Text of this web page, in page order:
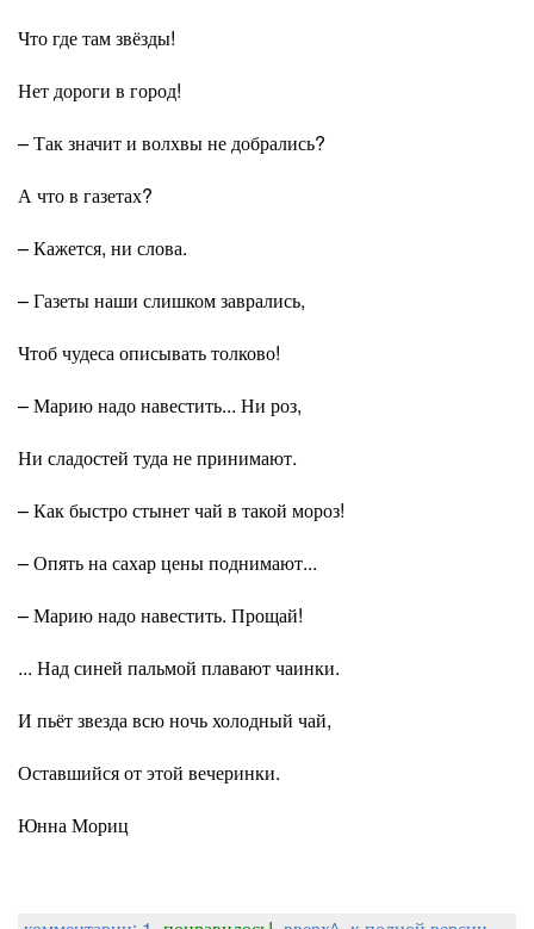
Что где там звёзды!
Нет дороги в город!
– Так значит и волхвы не добрались?
А что в газетах?
– Кажется, ни слова.
– Газеты наши слишком заврались,
Чтоб чудеса описывать толково!
– Марию надо навестить... Ни роз,
Ни сладостей туда не принимают.
– Как быстро стынет чай в такой мороз!
– Опять на сахар цены поднимают...
– Марию надо навестить. Прощай!
... Над синей пальмой плавают чаинки.
И пьёт звезда всю ночь холодный чай,
Оставшийся от этой вечеринки.
Юнна Мориц